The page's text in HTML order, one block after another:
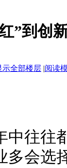
”到创
示全部楼层 |阅读
中往往
多会选